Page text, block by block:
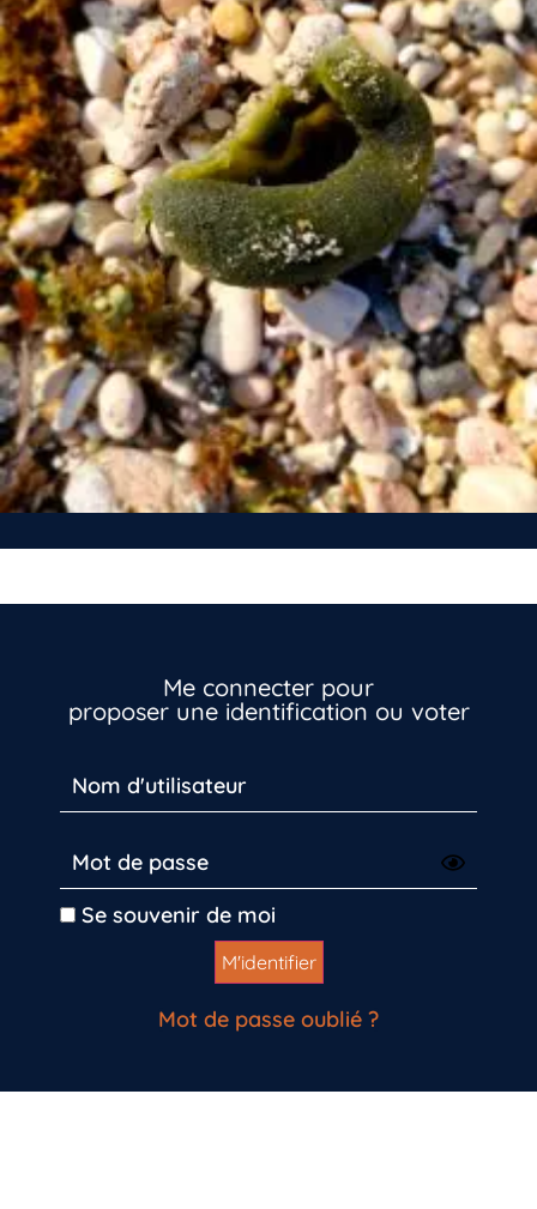
Me connecter pour
proposer une identification ou voter
Se souvenir de moi
Mot de passe oublié ?
Inscrivez-vous dès maintenant